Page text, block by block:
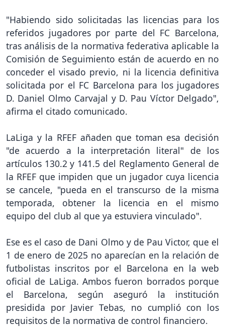
"Habiendo sido solicitadas las licencias para los
referidos jugadores por parte del FC Barcelona,
tras análisis de la normativa federativa aplicable la
Comisión de Seguimiento están de acuerdo en no
conceder el visado previo, ni la licencia definitiva
solicitada por el FC Barcelona para los jugadores
D. Daniel Olmo Carvajal y D. Pau Víctor Delgado",
afirma el citado comunicado.
LaLiga y la RFEF añaden que toman esa decisión
"de acuerdo a la interpretación literal" de los
artículos 130.2 y 141.5 del Reglamento General de
la RFEF que impiden que un jugador cuya licencia
se cancele, "pueda en el transcurso de la misma
temporada, obtener la licencia en el mismo
equipo del club al que ya estuviera vinculado".
Ese es el caso de Dani Olmo y de Pau Victor, que el
1 de enero de 2025 no aparecían en la relación de
futbolistas inscritos por el Barcelona en la web
oficial de LaLiga. Ambos fueron borrados porque
el Barcelona, según aseguró la institución
presidida por Javier Tebas, no cumplió con los
requisitos de la normativa de control financiero.